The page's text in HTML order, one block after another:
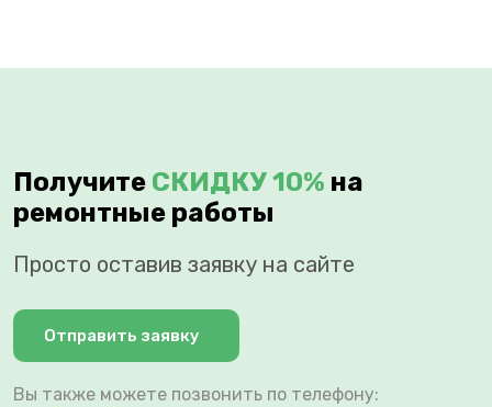
Получите СКИДКУ 10% на
ремонтные работы
Просто оставив заявку на сайте
Отправить заявку
Вы также можете позвонить по телефону: